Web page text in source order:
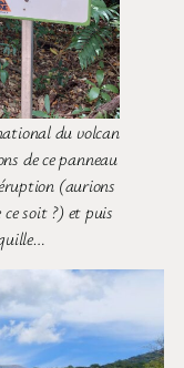
du volcan
de ce panneau
(aurions
soit ?) et puis